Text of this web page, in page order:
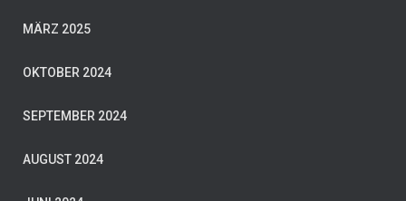
MÄRZ 2025
OKTOBER 2024
SEPTEMBER 2024
AUGUST 2024